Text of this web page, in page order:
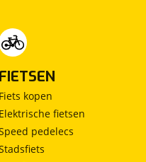
FIETSEN
Fiets kopen
Elektrische fietsen
pedelecs